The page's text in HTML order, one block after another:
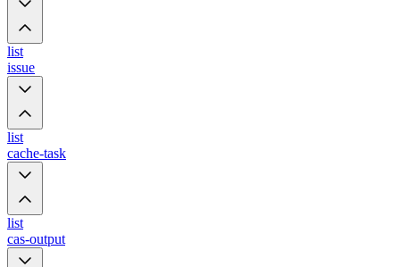
list
issue
list
cache-task
list
cas-output